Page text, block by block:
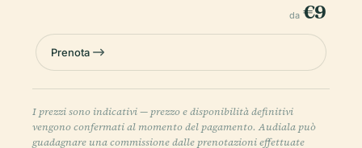
da €9
Prenota
I prezzi sono indicativi — prezzo e disponibilità definitivi
vengono confermati al momento del pagamento. Audiala può
guadagnare una commissione dalle prenotazioni effettuate